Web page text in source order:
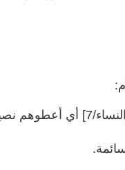
7] أي أعطوهم نصيباً.